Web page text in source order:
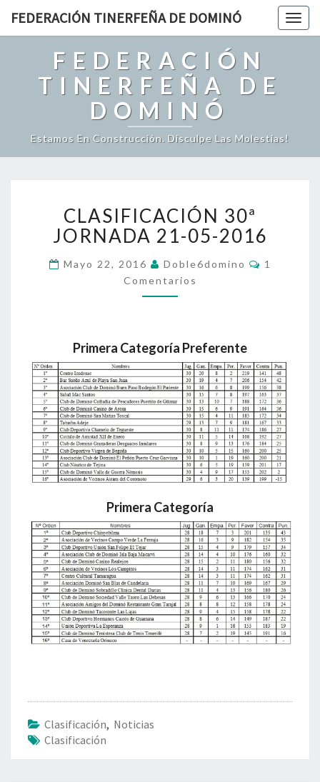
FEDERACIÓN TINERFEÑA DE DOMINÓ
FEDERACIÓN
TINERFEÑA DE
DOMINÓ
Estamos En Construcción. Disculpe Las Molestias!
L
A
S
I
F
I
I
Ó
N
3
0
ª
J
O
R
A
D
A
2
1
-
0
5
-
6
CLASIFICACIÓN 30ª
JORNADA 21-05-2016
Mayo 22, 2016 Doble6domino
C
O
S
1
Comentarios
Primera Categoría Preferente
Primera Categoría
Clasificación, Noticias
Clasificación